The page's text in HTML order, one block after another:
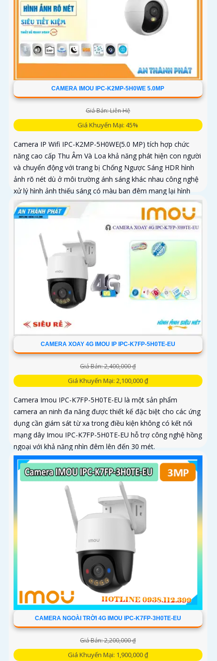
CAMERA IMOU IPC-K2MP-5H0WE 5.0MP
Giá Bán: Liên Hệ
Giá Khuyến Mại: 45%
Camera IP Wifi IPC-K2MP-5H0WE(5.0 MP) tích hợp chức
năng cao cấp Thu Âm Và Loa khả năng phát hiện con người
và chuyển động với trang bị Chống Ngược Sáng HDR hình
ảnh rõ nét dù ở môi trường ánh sáng khác nhau công nghệ
xử lý hình ảnh thiếu sáng có màu ban đêm mang lại hình
ảnh sắc nét
CAMERA XOAY 4G IMOU IP IPC-K7FP-5H0TE-EU
Giá Bán: 2,400,000 ₫
Giá Khuyến Mại: 2,100,000 ₫
Camera Imou IPC-K7FP-5H0TE-EU là một sản phẩm
camera an ninh đa năng được thiết kế đặc biệt cho các ứng
dụng cần giám sát từ xa trong điều kiện không có kết nối
mạng dây Imou IPC-K7FP-5H0TE-EU hỗ trợ công nghệ hồng
ngoại với khả năng nhìn đêm lên đến 30 mét.
CAMERA NGOÀI TRỜI 4G IMOU IPC-K7FP-3H0TE-EU
Giá Bán: 2,200,000 ₫
Giá Khuyến Mại: 1,900,000 ₫